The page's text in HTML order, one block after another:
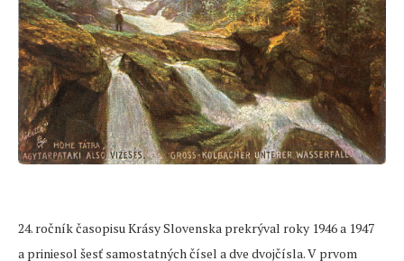
24. ročník časopisu Krásy Slovenska prekrýval roky 1946 a 1947
a priniesol šesť samostatných čísel a dve dvojčísla. V prvom